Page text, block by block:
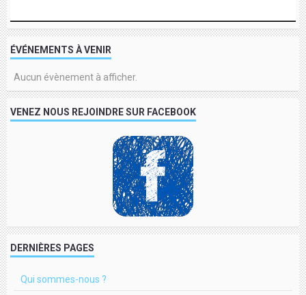
ÉVÉNEMENTS À VENIR
Aucun évènement à afficher.
VENEZ NOUS REJOINDRE SUR FACEBOOK
DERNIÈRES PAGES
Qui sommes-nous ?